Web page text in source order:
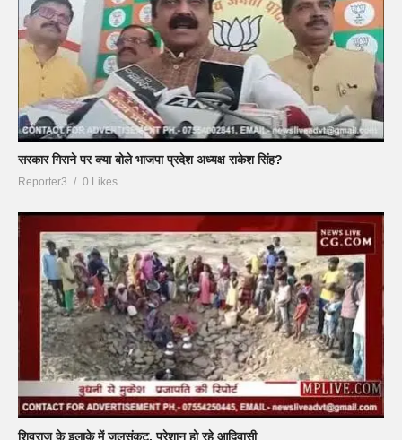
सरकार गिराने पर क्या बोले भाजपा प्रदेश अध्यक्ष राकेश सिंह?
Reporter3 0 Likes
शिवराज के इलाके में जलसंकट, परेशान हो रहे आदिवासी